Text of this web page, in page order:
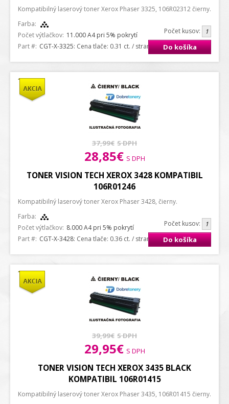
Počet kusov:
Do košíka
Kompatibilný laserový toner Xerox Phaser 3325, 106R02312 čierny.
Farba:
Počet výtlačkov: 11.000 A4 pri 5% pokrytí
Part #: CGT-X-3325: Cena tlače: 0.31 ct. / strana A4
37,99€ S DPH
28,85€ S DPH
Počet kusov:
Do košíka
TONER VISION TECH XEROX 3428 KOMPATIBIL
106R01246
Kompatibilný laserový toner Xerox Phaser 3428, čierny.
Farba:
Počet výtlačkov: 8.000 A4 pri 5% pokrytí
Part #: CGT-X-3428: Cena tlače: 0.36 ct. / strana A4
39,99€ S DPH
29,95€ S DPH
TONER VISION TECH XEROX 3435 BLACK
KOMPATIBIL 106R01415
Kompatibilný laserový toner Xerox Phaser 3435, 106R01415 čierny.